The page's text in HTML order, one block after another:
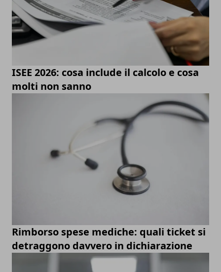
ISEE 2026: cosa include il calcolo e cosa
molti non sanno
Rimborso spese mediche: quali ticket si
detraggono davvero in dichiarazione